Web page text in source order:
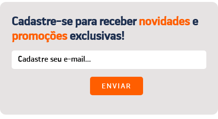
Cadastre-se para recebernovidadese
promoçõesexclusivas!